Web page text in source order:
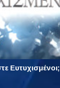
Ευτυχισμένοι;